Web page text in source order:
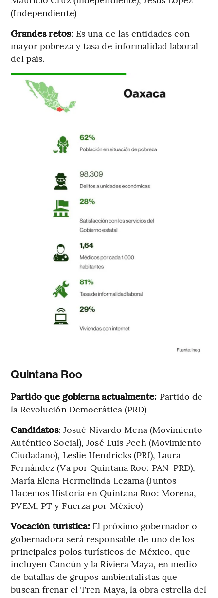
(Independiente)
Grandes retos: Es una de las entidades con
mayor pobreza y tasa de informalidad laboral
del país.
Quintana Roo
Partido que gobierna actualmente: Partido de
la Revolución Democrática (PRD)
Candidatos: Josué Nivardo Mena (Movimiento
Auténtico Social), José Luis Pech (Movimiento
Ciudadano), Leslie Hendricks (PRI), Laura
Fernández (Va por Quintana Roo: PAN-PRD),
María Elena Hermelinda Lezama (Juntos
Hacemos Historia en Quintana Roo: Morena,
PVEM, PT y Fuerza por México)
Vocación turística: El próximo gobernador o
gobernadora será responsable de uno de los
principales polos turísticos de México, que
incluyen Cancún y la Riviera Maya, en medio
de batallas de grupos ambientalistas que
buscan frenar el Tren Maya, la obra estrella del